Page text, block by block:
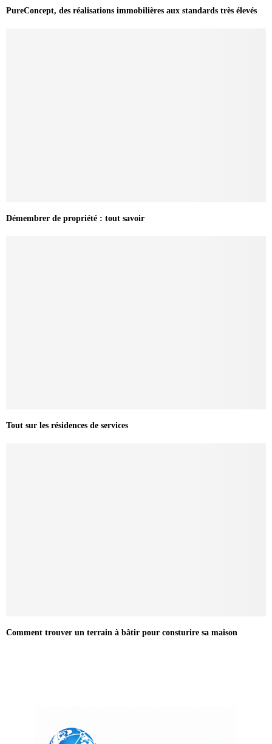
PureConcept, des réalisations immobilières aux standards très élevés
Démembrer de propriété : tout savoir
Tout sur les résidences de services
Comment trouver un terrain à bâtir pour consturire sa maison